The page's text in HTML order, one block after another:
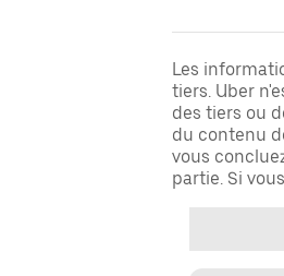
Les
tiers. Uber
des tiers ou
du contenu
vous
partie. Si